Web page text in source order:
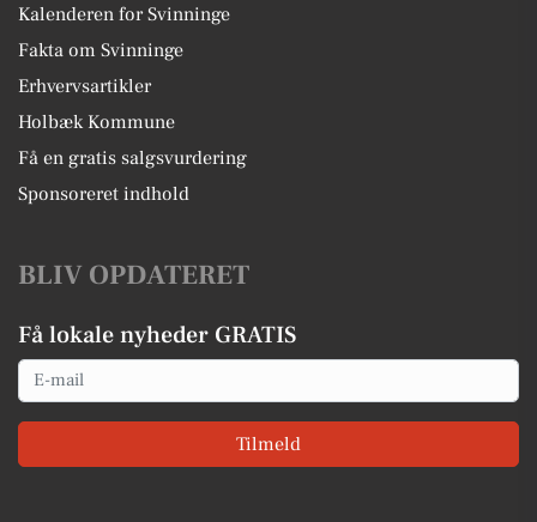
Kalenderen for Svinninge
Fakta om Svinninge
Erhvervsartikler
Holbæk Kommune
Få en gratis salgsvurdering
Sponsoreret indhold
BLIV OPDATERET
Få lokale nyheder GRATIS
Email
Tilmeld